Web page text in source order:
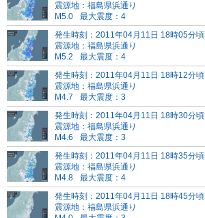
震源地：福島県浜通り
M5.0
最大震度：4
発生時刻：2011年04月11日 18時05分頃
震源地：福島県浜通り
M5.2
最大震度：4
発生時刻：2011年04月11日 18時12分頃
震源地：福島県浜通り
M4.7
最大震度：3
発生時刻：2011年04月11日 18時30分頃
震源地：福島県浜通り
M4.6
最大震度：3
発生時刻：2011年04月11日 18時35分頃
震源地：福島県浜通り
M4.8
最大震度：4
発生時刻：2011年04月11日 18時45分頃
震源地：福島県浜通り